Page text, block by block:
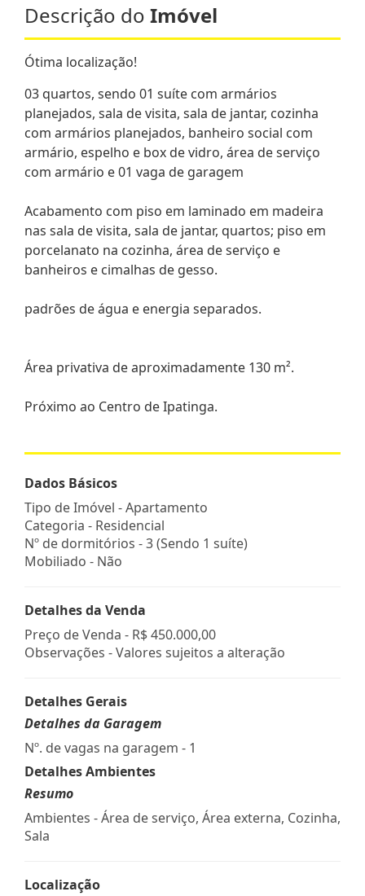
Descrição do Imóvel
Ótima localização!
03 quartos, sendo 01 suíte com armários
planejados, sala de visita, sala de jantar, cozinha
com armários planejados, banheiro social com
armário, espelho e box de vidro, área de serviço
com armário e 01 vaga de garagem
Acabamento com piso em laminado em madeira
nas sala de visita, sala de jantar, quartos; piso em
porcelanato na cozinha, área de serviço e
banheiros e cimalhas de gesso.
padrões de água e energia separados.
Área privativa de aproximadamente 130 m².
Próximo ao Centro de Ipatinga.
Dados Básicos
Tipo de Imóvel - Apartamento
Categoria - Residencial
Nº de dormitórios - 3 (Sendo 1 suíte)
Mobiliado - Não
Detalhes da Venda
Preço de Venda - R$ 450.000,00
Observações - Valores sujeitos a alteração
Detalhes Gerais
Detalhes da Garagem
Nº. de vagas na garagem - 1
Detalhes Ambientes
Resumo
Ambientes - Área de serviço, Área externa, Cozinha,
Sala
Localização